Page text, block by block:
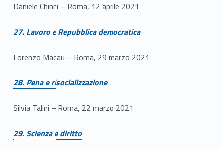
Daniele Chinni – Roma, 12 aprile 2021
Link identifier #identifier__105873-29
27. Lavoro e Repubblica democratica
Lorenzo Madau – Roma, 29 marzo 2021
Link identifier #identifier__146809-30
28. Pena e risocializzazione
Silvia Talini – Roma, 22 marzo 2021
Link identifier #identifier__21789-31
29. Scienza e diritto